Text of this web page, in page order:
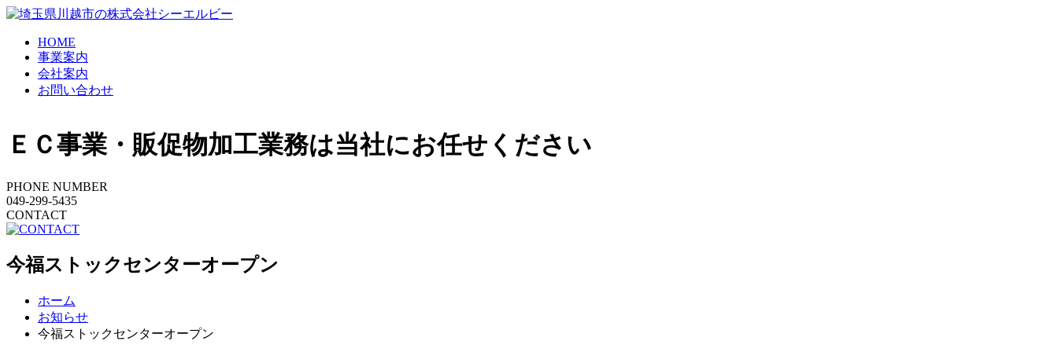
HOME
事業案内
会社案内
お問い合わせ
ＥＣ事業・販促物加工業務は当社にお任せください
PHONE NUMBER
049-299-5435
CONTACT
今福ストックセンターオープン
ホーム
お知らせ
今福ストックセンターオープン